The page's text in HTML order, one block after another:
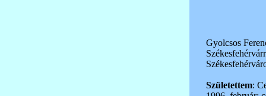
Gyolcsos
Születettem: